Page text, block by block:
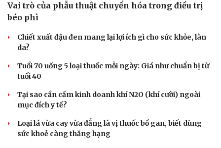
Cải chính
Vai trò của phẫu thuật chuyển hóa trong điều trị
béo phì
Chiết xuất đậu đen mang lại lợi ích gì cho sức khỏe, làn
da?
Tuổi 70 uống 5 loại thuốc mỗi ngày: Giá như chuẩn bị từ
tuổi 40
Tại sao cần cấm kinh doanh khí N2O (khí cười) ngoài
mục đích y tế?
Loại lá vừa cay vừa đắng là vị thuốc bổ gan, biết dùng
sức khoẻ càng thăng hạng